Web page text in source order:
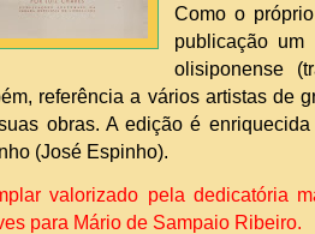
Como o
publicação
olisiponense
referência a vários artistas de
obras. A edição é
(José Espinho).
valorizado pela dedicatória
para Mário de Sampaio Ribeiro.